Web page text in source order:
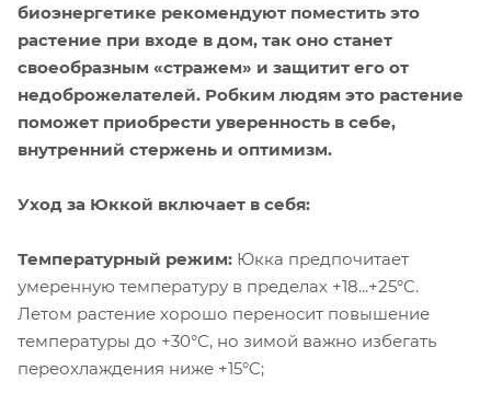
биоэнергетике рекомендуют поместить это
растение при входе в дом, так оно станет
своеобразным «стражем» и защитит его от
недоброжелателей. Робким людям это растение
поможет приобрести уверенность в себе,
внутренний стержень и оптимизм.
Уход за Юккой включает в себя:
Температурный режим: Юкка предпочитает
умеренную температуру в пределах +18...+25°C.
Летом растение хорошо переносит повышение
температуры до +30°C, но зимой важно избегать
переохлаждения ниже +15°C;